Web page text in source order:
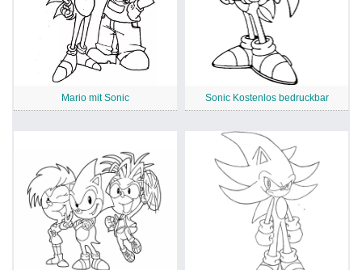
Mario mit Sonic Sonic Kostenlos bedruckbar